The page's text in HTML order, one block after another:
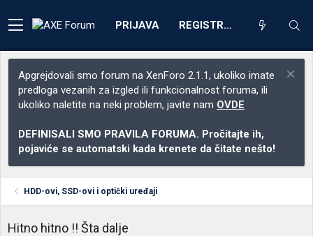
PRIJAVA REGISTRACIJA
Apgrejdovali smo forum na XenForo 2.1.1, ukoliko imate
predloga vezanih za izgled ili funkcionalnost foruma, ili
ukoliko naletite na neki problem, javite nam OVDE
DEFINISALI SMO PRAVILA FORUMA. Pročitajte ih,
pojaviće se automatski kada krenete da čitate nešto!
HDD-ovi, SSD-ovi i optički uređaji
Hitno hitno !! Šta dalje